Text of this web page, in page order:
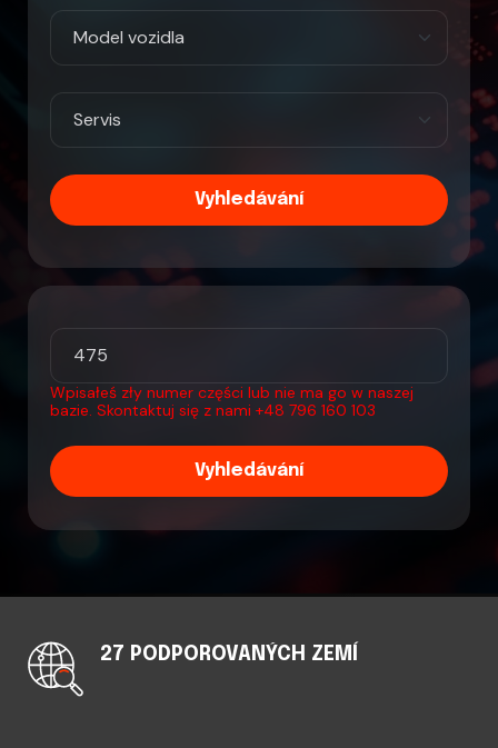
Vyhledávání
Wpisałeś zły numer części lub nie ma go w naszej
bazie. Skontaktuj się z nami +48 796 160 103
Vyhledávání
27 PODPOROVANÝCH ZEMÍ